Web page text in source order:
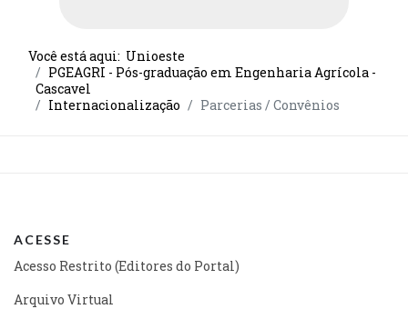
Você está aqui: Unioeste
PGEAGRI - Pós-graduação em Engenharia Agrícola -
Cascavel
Internacionalização
Parcerias / Convênios
ACESSE
Acesso Restrito (Editores do Portal)
Arquivo Virtual